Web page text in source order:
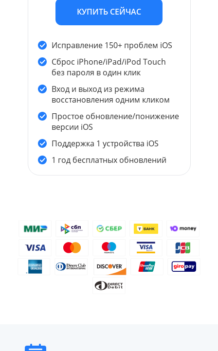
КУПИТЬ СЕЙЧАС
Исправление 150+ проблем iOS
Сброс iPhone/iPad/iPod Touch
без пароля в один клик
Вход и выход из режима
восстановления одним кликом
Простое обновление/понижение
версии iOS
Поддержка 1 устройства iOS
1 год бесплатных обновлений